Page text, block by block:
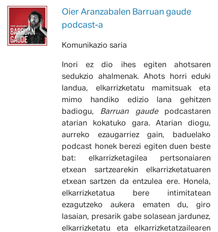
Oier Aranzabalen Barruan gaude
podcast-a
Komunikazio saria
Inori ez dio ihes egiten ahotsaren
sedukzio ahalmenak. Ahots horri eduki
landua, elkarrizketatu mamitsuak eta
mimo handiko edizio lana gehitzen
badiogu, Barruan gaudepodcastaren
atarian kokatuko gara. Atarian diogu,
aurreko ezaugarriez gain, baduelako
podcast honek berezi egiten duen beste
bat: elkarrizketagilea pertsonaiaren
etxean sartzearekin elkarrizketatuaren
etxean sartzen da entzulea ere. Honela,
elkarrizketatua bere intimitatean
ezagutzeko aukera ematen du, giro
lasaian, presarik gabe solasean jardunez,
elkarrizketatu eta elkarrizketatzailearen